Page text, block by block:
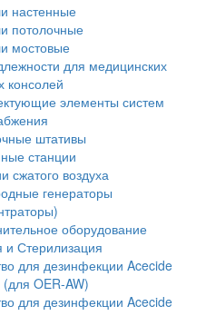
настенные
потолочные
мостовые
для медицинских
консолей
элементы систем
штативы
станции
сжатого воздуха
генераторы
оборудование
Стерилизация
для дезинфекции Acecide
OER-AW)
для дезинфекции Acecide